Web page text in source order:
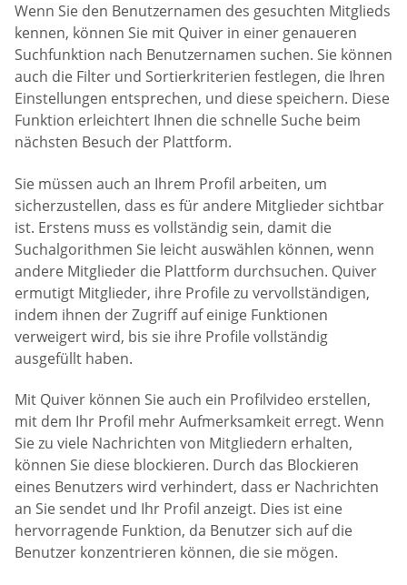
Wenn Sie den Benutzernamen des gesuchten Mitglieds
kennen, können Sie mit Quiver in einer genaueren
Suchfunktion nach Benutzernamen suchen. Sie können
auch die Filter und Sortierkriterien festlegen, die Ihren
Einstellungen entsprechen, und diese speichern. Diese
Funktion erleichtert Ihnen die schnelle Suche beim
nächsten Besuch der Plattform.
Sie müssen auch an Ihrem Profil arbeiten, um
sicherzustellen, dass es für andere Mitglieder sichtbar
ist. Erstens muss es vollständig sein, damit die
Suchalgorithmen Sie leicht auswählen können, wenn
andere Mitglieder die Plattform durchsuchen. Quiver
ermutigt Mitglieder, ihre Profile zu vervollständigen,
indem ihnen der Zugriff auf einige Funktionen
verweigert wird, bis sie ihre Profile vollständig
ausgefüllt haben.
Mit Quiver können Sie auch ein Profilvideo erstellen,
mit dem Ihr Profil mehr Aufmerksamkeit erregt. Wenn
Sie zu viele Nachrichten von Mitgliedern erhalten,
können Sie diese blockieren. Durch das Blockieren
eines Benutzers wird verhindert, dass er Nachrichten
an Sie sendet und Ihr Profil anzeigt. Dies ist eine
hervorragende Funktion, da Benutzer sich auf die
Benutzer konzentrieren können, die sie mögen.